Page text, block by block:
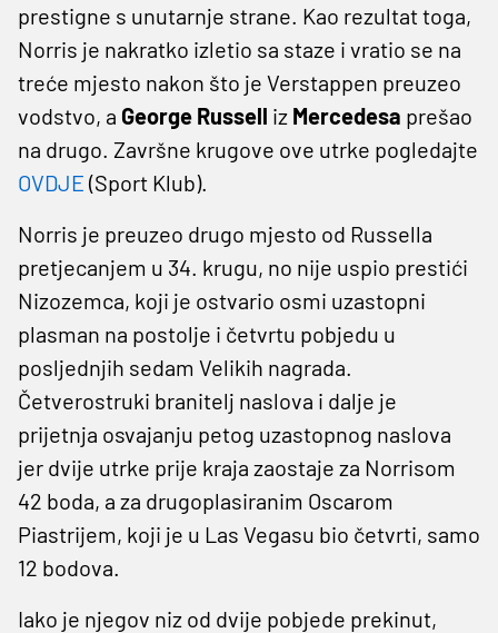
prestigne s unutarnje strane. Kao rezultat toga,
Norris je nakratko izletio sa staze i vratio se na
treće mjesto nakon što je Verstappen preuzeo
vodstvo, a George Russell iz Mercedesa prešao
na drugo. Završne krugove ove utrke pogledajte
OVDJE (Sport Klub).
Norris je preuzeo drugo mjesto od Russella
pretjecanjem u 34. krugu, no nije uspio prestići
Nizozemca, koji je ostvario osmi uzastopni
plasman na postolje i četvrtu pobjedu u
posljednjih sedam Velikih nagrada.
Četverostruki branitelj naslova i dalje je
prijetnja osvajanju petog uzastopnog naslova
jer dvije utrke prije kraja zaostaje za Norrisom
42 boda, a za drugoplasiranim Oscarom
Piastrijem, koji je u Las Vegasu bio četvrti, samo
12 bodova.
Iako je njegov niz od dvije pobjede prekinut,